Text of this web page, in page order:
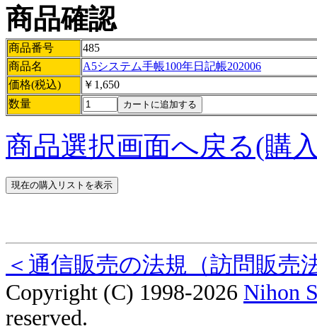
商品確認
商品番号
485
商品名
A5システム手帳100年日記帳202006
価格(税込)
￥1,650
数量
商品選択画面へ戻る(購
＜通信販売の法規（訪問販売
Copyright (C) 1998-2026 Nihon
reserved.